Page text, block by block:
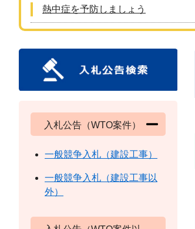
熱中症を予防しましょう
入札公告（WTO案件）
一般競争入札（建設工事）
一般競争入札（建設工事以
外）